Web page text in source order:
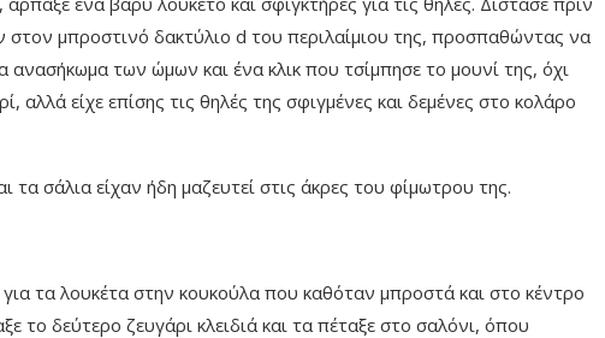
στον μπροστινό δακτύλιο d του περιλαίμιου της, προσπαθώντας να
ανασήκωμα των ώμων και ένα κλικ που τσίμπησε το μουνί της, όχι
αλλά είχε επίσης τις θηλές της σφιγμένες και δεμένες στο κολάρο
τα σάλια είχαν ήδη μαζευτεί στις άκρες του φίμωτρου της.
για τα λουκέτα στην κουκούλα που καθόταν μπροστά και στο κέντρο
το δεύτερο ζευγάρι κλειδιά και τα πέταξε στο σαλόνι, όπου